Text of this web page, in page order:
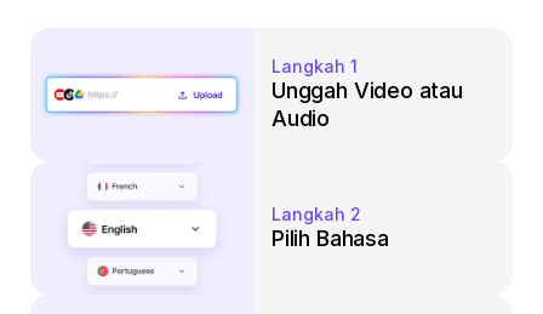
Langkah 1
Unggah Video atau
Audio
Langkah 2
Pilih Bahasa